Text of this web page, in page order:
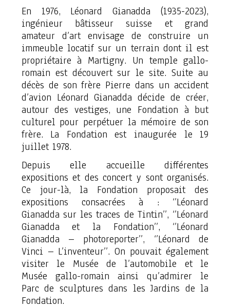
En 1976, Léonard Gianadda (1935-2023),
ingénieur bâtisseur suisse et grand
amateur d’art envisage de construire un
immeuble locatif sur un terrain dont il est
propriétaire à Martigny. Un temple gallo-
romain est découvert sur le site. Suite au
décès de son frère Pierre dans un accident
d’avion Léonard Gianadda décide de créer,
autour des vestiges, une Fondation à but
culturel pour perpétuer la mémoire de son
frère. La Fondation est inaugurée le 19
juillet 1978.
Depuis elle accueille différentes
expositions et des concert y sont organisés.
Ce jour-là, la Fondation proposait des
expositions consacrées à : ‘’Léonard
Gianadda sur les traces de Tintin’’, ‘’Léonard
Gianadda et la Fondation’’, ‘’Léonard
Gianadda – photoreporter’’, ‘’Léonard de
Vinci – L’inventeur’’. On pouvait également
visiter le Musée de l’automobile et le
Musée gallo-romain ainsi qu’admirer le
Parc de sculptures dans les Jardins de la
Fondation.